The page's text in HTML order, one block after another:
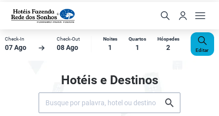
Check-In
07 Ago
Check-Out
08 Ago
Noites
1
Quartos
1
Hóspedes
2 Editar
Hotéis e Destinos